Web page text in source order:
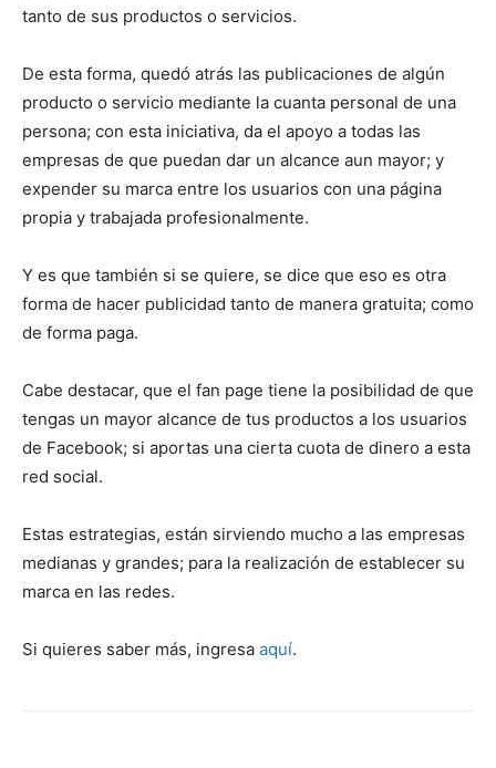
tanto de sus productos o servicios.
De esta forma, quedó atrás las publicaciones de algún
producto o servicio mediante la cuanta personal de una
persona; con esta iniciativa, da el apoyo a todas las
empresas de que puedan dar un alcance aun mayor; y
expender su marca entre los usuarios con una página
propia y trabajada profesionalmente.
Y es que también si se quiere, se dice que eso es otra
forma de hacer publicidad tanto de manera gratuita; como
de forma paga.
Cabe destacar, que el fan page tiene la posibilidad de que
tengas un mayor alcance de tus productos a los usuarios
de Facebook; si aportas una cierta cuota de dinero a esta
red social.
Estas estrategias, están sirviendo mucho a las empresas
medianas y grandes; para la realización de establecer su
marca en las redes.
Si quieres saber más, ingresa aquí.